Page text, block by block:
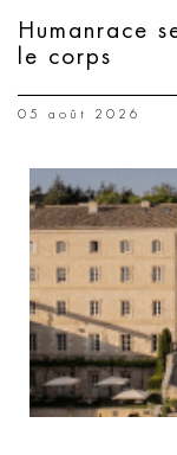
Humanrace
le corps
05 août 2026